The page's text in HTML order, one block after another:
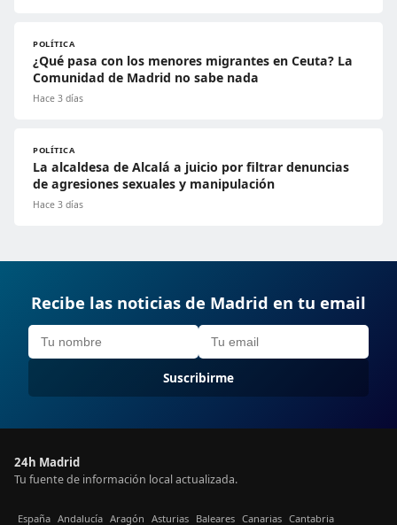
POLÍTICA
¿Qué pasa con los menores migrantes en Ceuta? La
Comunidad de Madrid no sabe nada
Hace 3 días
POLÍTICA
La alcaldesa de Alcalá a juicio por filtrar denuncias
de agresiones sexuales y manipulación
Hace 3 días
Recibe las noticias de Madrid en tu email
Suscribirme
24h Madrid
Tu fuente de información local actualizada.
España Andalucía Aragón Asturias Baleares Canarias Cantabria